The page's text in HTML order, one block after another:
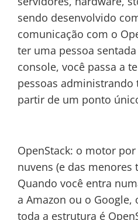
sendo desenvolvido
comunicação com o
ter uma pessoa
console, você passa a
pessoas administrando
partir de um ponto
OpenStack: o motor
nuvens (e das menores
Quando você entra
a Amazon ou o
toda a estrutura é